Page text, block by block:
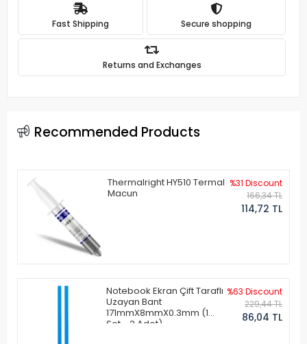
Fast Shipping Secure shopping
Returns and Exchanges
Recommended Products
Thermalright HY510 Termal
Macun
%31 Discount
166,34 TL
114,72 TL
Notebook Ekran Çift Taraflı
Uzayan Bant
171mmX8mmX0.3mm (1
Set - 2 Adet)
%63 Discount
229,44 TL
86,04 TL